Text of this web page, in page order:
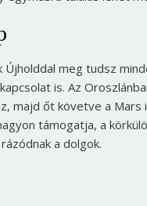
meg tudsz
is. Az
majd őt követve a
támogatja, a
a dolgok.